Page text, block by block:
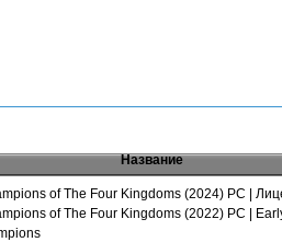
Название
of The Four Kingdoms (2024) PC |
of The Four Kingdoms (2022) PC |